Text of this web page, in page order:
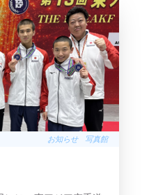
お知らせ 写真館